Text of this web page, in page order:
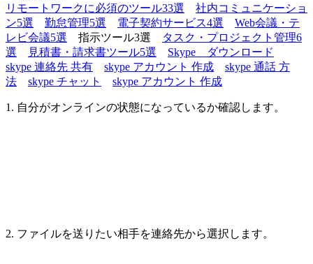
リモートワークに必須のツール33選
社内コミュニケーショ
ン5選
勤怠管理5選 電子契約サービス4選
Web会議・テ
レビ会議5選 指示ツール3選
タスク・プロジェクト管理6
選
見積書・請求書ツール5選
Skype ダウンロード
skype 連絡先 共有
skype アカウント 作成
skype 通話 方
法
skype チャット skype アカウント 作成
1. 自分がオンラインの状態になっているか確認します。
2. ファイルを送りたい相手を連絡先から選択します。